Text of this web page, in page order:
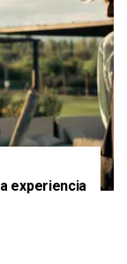
experiencia